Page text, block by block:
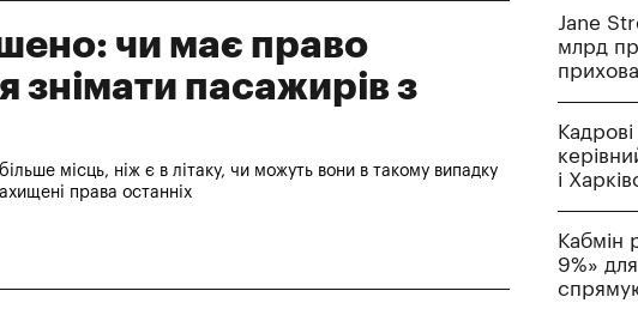
чи має право
знімати пасажирів з
місць, ніж є в літаку, чи можуть вони в такому випадку
права останніх
Jane
млрд
і
Кабмін
9%»